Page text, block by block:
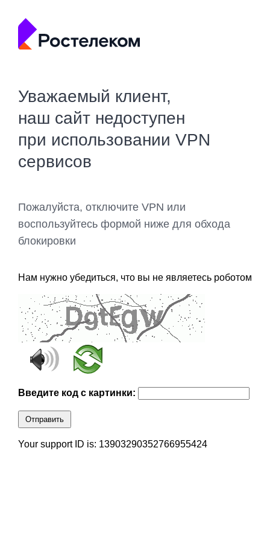
Уважаемый клиент,
наш сайт недоступен
при использовании VPN
сервисов
Пожалуйста, отключите VPN или
воспользуйтесь формой ниже для обхода
блокировки
Нам нужно убедиться, что вы не являетесь роботом
Введите код с картинки:
Отправить
Your support ID is: 13903290352766955424